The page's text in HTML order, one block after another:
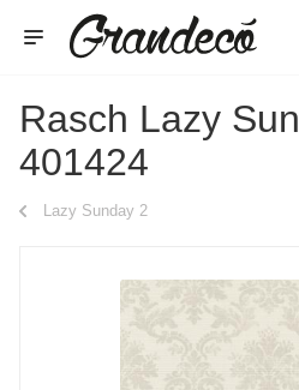
Rasch Lazy
401424
Lazy Sunday 2